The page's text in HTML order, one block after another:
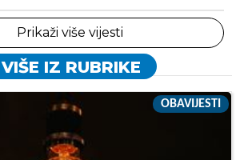
Prikaži više vijesti
VIŠE IZ RUBRIKE
OBAVIJESTI